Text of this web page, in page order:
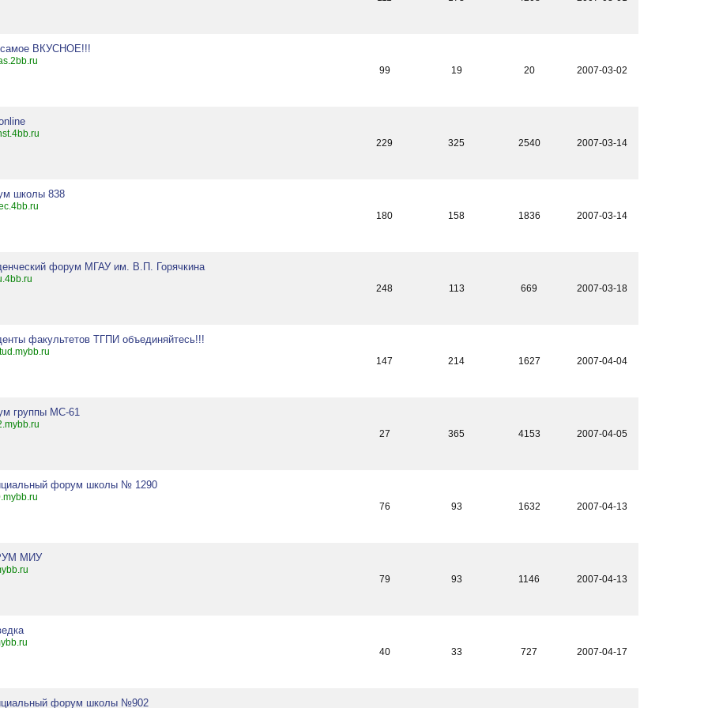
ВКУСНОЕ!!!
99
19 20 2007-03-02
229
325 2540 2007-03-14
школы 838
180
158 1836 2007-03-14
форум МГАУ им. В.П. Горячкина
248
113 669 2007-03-18
факультетов ТГПИ объединяйтесь!!!
147
214 1627 2007-04-04
группы МС-61
27
365 4153 2007-04-05
форум школы № 1290
76
93 1632 2007-04-13
МИУ
79
93 1146 2007-04-13
40
33 727 2007-04-17
форум школы №902